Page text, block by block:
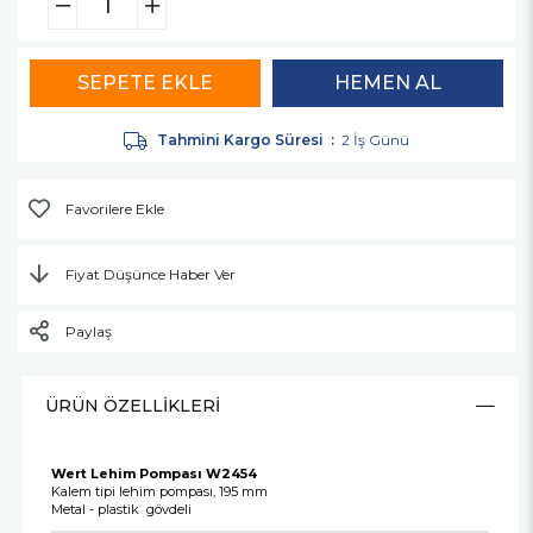
Tahmini Kargo Süresi : 2 İş Günü
Favorilere Ekle
Fiyat Düşünce Haber Ver
Paylaş
ÜRÜN ÖZELLIKLERI
Wert Lehim Pompası W2454
Kalem tipi lehim pompası, 195 mm
Metal - plastik gövdeli